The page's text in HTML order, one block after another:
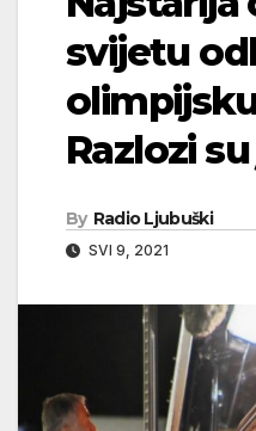
svijetu
Razlozi
By Radio Ljubuški
SVI 9, 2021